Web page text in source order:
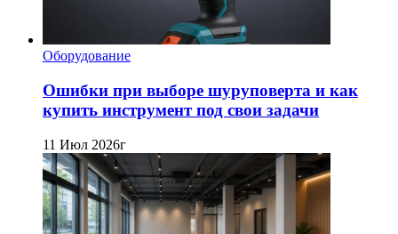
Оборудование
Ошибки при выборе шуруповерта и как
купить инструмент под свои задачи
11 Июл 2026г